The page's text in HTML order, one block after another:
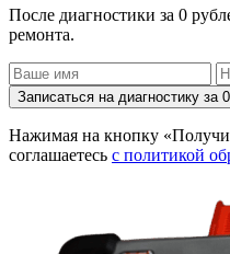
После диагностики за 0
ремонта.
Записаться на диагностику за
Нажимая на кнопку
соглашаетесь с политикой